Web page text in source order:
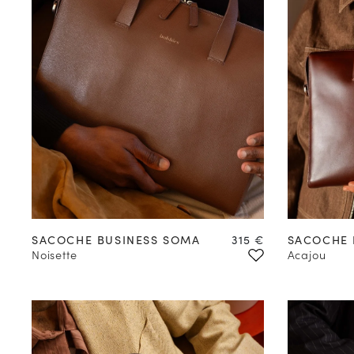
SACOCHE BUSINESS SOMA
Noisette
Prix
315 €
SACOCHE
Acajou